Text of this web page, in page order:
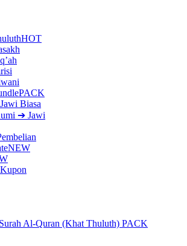
HOT
PACK
Biasa
➔ Jawi
NEW